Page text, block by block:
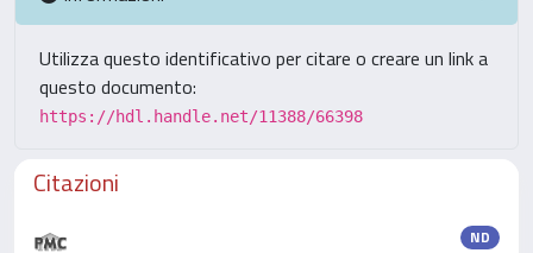
Utilizza questo identificativo per citare o creare un link a
questo documento:
https://hdl.handle.net/11388/66398
Citazioni
ND